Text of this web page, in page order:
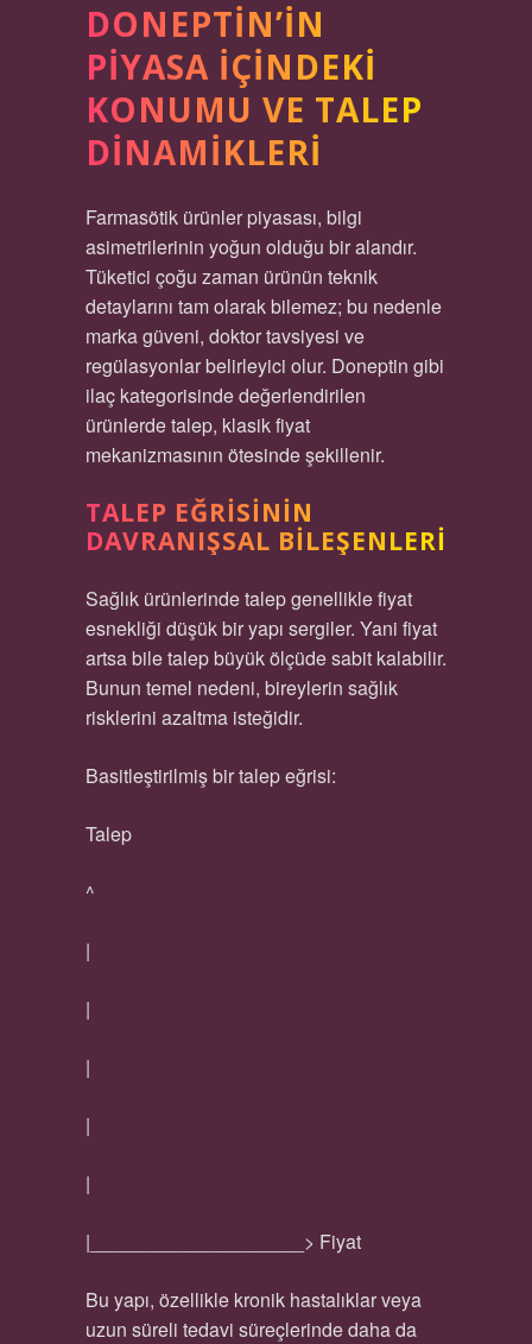
DONEPTIN’IN
PIYASA İÇINDEKI
KONUMU VE TALEP
DINAMIKLERI
Farmasötik ürünler piyasası, bilgi
asimetrilerinin yoğun olduğu bir alandır.
Tüketici çoğu zaman ürünün teknik
detaylarını tam olarak bilemez; bu nedenle
marka güveni, doktor tavsiyesi ve
regülasyonlar belirleyici olur. Doneptin gibi
ilaç kategorisinde değerlendirilen
ürünlerde talep, klasik fiyat
mekanizmasının ötesinde şekillenir.
TALEP EĞRISININ
DAVRANIŞSAL BILEŞENLERI
Sağlık ürünlerinde talep genellikle fiyat
esnekliği düşük bir yapı sergiler. Yani fiyat
artsa bile talep büyük ölçüde sabit kalabilir.
Bunun temel nedeni, bireylerin sağlık
risklerini azaltma isteğidir.
Basitleştirilmiş bir talep eğrisi:
Talep
^
|
|
|
|
|
|____________________> Fiyat
Bu yapı, özellikle kronik hastalıklar veya
uzun süreli tedavi süreçlerinde daha da